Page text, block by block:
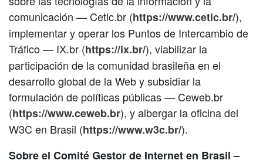
comunicación — Cetic.br (https://www.cetic.br/),
implementar y operar los Puntos de Intercambio de
Tráfico — IX.br (https://ix.br/), viabilizar la
participación de la comunidad brasileña en el
desarrollo global de la Web y subsidiar la
formulación de políticas públicas — Ceweb.br
(https://www.ceweb.br), y albergar la oficina del
W3C en Brasil (https://www.w3c.br/).
Sobre el Comité Gestor de Internet en Brasil –